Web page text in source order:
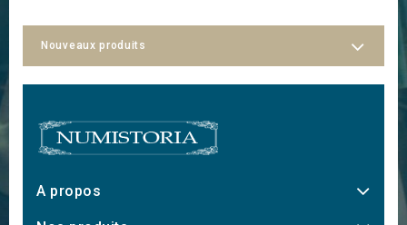
Nouveaux produits
A propos